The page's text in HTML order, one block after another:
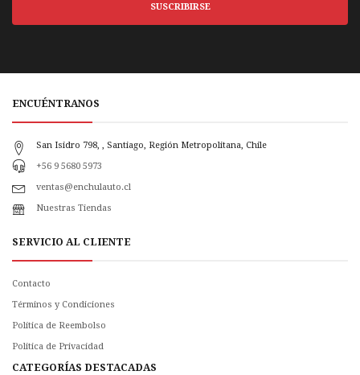
SUSCRIBIRSE
ENCUÉNTRANOS
San Isidro 798, , Santiago, Región Metropolitana, Chile
+56 9 5680 5973
ventas@enchulauto.cl
Nuestras Tiendas
SERVICIO AL CLIENTE
Contacto
Términos y Condiciones
Política de Reembolso
Politica de Privacidad
CATEGORÍAS DESTACADAS